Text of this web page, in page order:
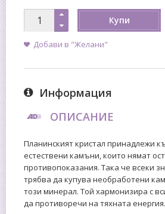
Купи
Добави в "Желани"
Информация
ОПИСАНИЕ
Планинският кристал принадлежи
естествени камъни, които нямат
противопоказания. Така че всеки
трябва да купува необработени
този минерал. Той хармонизира с
да противоречи на тяхната енергия.